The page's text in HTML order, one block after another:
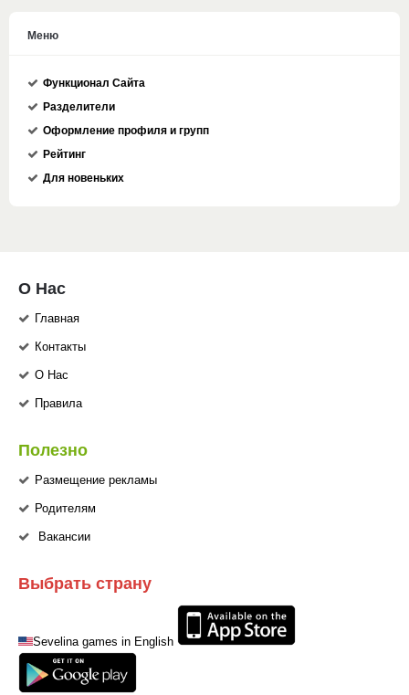
Меню
Функционал Сайта
Разделители
Оформление профиля и групп
Рейтинг
Для новеньких
О Нас
Главная
Контакты
О Нас
Правила
Полезно
Размещение рекламы
Родителям
Вакансии
Выбрать страну
Sevelina games in English